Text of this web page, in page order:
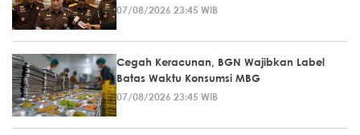
07/08/2026 23:45 WIB
Cegah Keracunan, BGN Wajibkan Label
Batas Waktu Konsumsi MBG
07/08/2026 23:45 WIB